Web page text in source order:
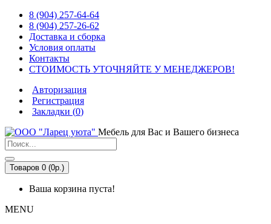
8 (904) 257-64-64
8 (904) 257-26-62
Доставка и сборка
Условия оплаты
Контакты
СТОИМОСТЬ УТОЧНЯЙТЕ У МЕНЕДЖЕРОВ!
Авторизация
Регистрация
Закладки (0)
Мебель для Вас и Вашего бизнеса
Товаров 0 (0р.)
Ваша корзина пуста!
MENU